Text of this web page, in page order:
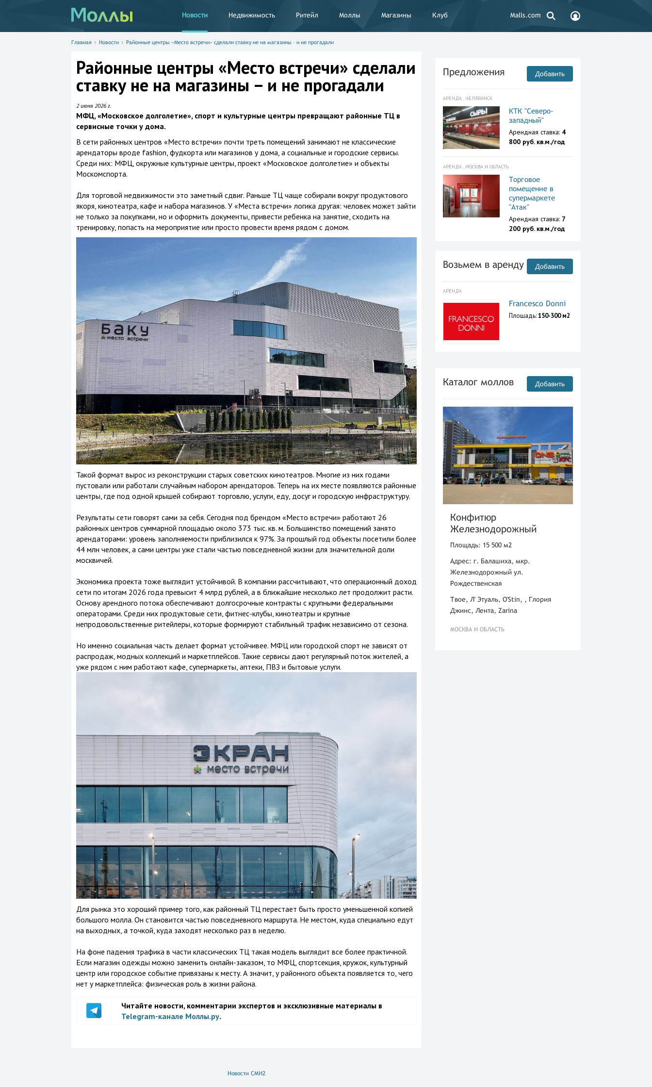
Новости Недвижимость Ритейл Моллы Магазины Клуб Malls.com
Главная Новости Районные центры «Место встречи» сделали ставку не на магазины – и не прогадали
Районные центры «Место встречи» сделали
ставку не на магазины – и не прогадали
2 июня 2026 г.
МФЦ, «Московское долголетие», спорт и культурные центры превращают районные ТЦ в
сервисные точки у дома.
В сети районных центров «Место встречи» почти треть помещений занимают не классические
арендаторы вроде fashion, фудкорта или магазинов у дома, а социальные и городские сервисы.
Среди них: МФЦ, окружные культурные центры, проект «Московское долголетие» и объекты
Москомспорта.
Для торговой недвижимости это заметный сдвиг. Раньше ТЦ чаще собирали вокруг продуктового
якоря, кинотеатра, кафе и набора магазинов. У «Места встречи» логика другая: человек может зайти
не только за покупками, но и оформить документы, привести ребенка на занятие, сходить на
тренировку, попасть на мероприятие или просто провести время рядом с домом.
Такой формат вырос из реконструкции старых советских кинотеатров. Многие из них годами
пустовали или работали случайным набором арендаторов. Теперь на их месте появляются районные
центры, где под одной крышей собирают торговлю, услуги, еду, досуг и городскую инфраструктуру.
Результаты сети говорят сами за себя. Сегодня под брендом «Место встречи» работают 26
районных центров суммарной площадью около 373 тыс. кв. м. Большинство помещений занято
арендаторами: уровень заполняемости приблизился к 97%. За прошлый год объекты посетили более
44 млн человек, а сами центры уже стали частью повседневной жизни для значительной доли
москвичей.
Экономика проекта тоже выглядит устойчивой. В компании рассчитывают, что операционный доход
сети по итогам 2026 года превысит 4 млрд рублей, а в ближайшие несколько лет продолжит расти.
Основу арендного потока обеспечивают долгосрочные контракты с крупными федеральными
операторами. Среди них продуктовые сети, фитнес-клубы, кинотеатры и крупные
непродовольственные ритейлеры, которые формируют стабильный трафик независимо от сезона.
Но именно социальная часть делает формат устойчивее. МФЦ или городской спорт не зависят от
распродаж, модных коллекций и маркетплейсов. Такие сервисы дают регулярный поток жителей, а
уже рядом с ним работают кафе, супермаркеты, аптеки, ПВЗ и бытовые услуги.
Для рынка это хороший пример того, как районный ТЦ перестает быть просто уменьшенной копией
большого молла. Он становится частью повседневного маршрута. Не местом, куда специально едут
на выходных, а точкой, куда заходят несколько раз в неделю.
На фоне падения трафика в части классических ТЦ такая модель выглядит все более практичной.
Если магазин одежды можно заменить онлайн-заказом, то МФЦ, спортсекция, кружок, культурный
центр или городское событие привязаны к месту. А значит, у районного объекта появляется то, чего
нет у маркетплейса: физическая роль в жизни района.
Читайте новости, комментарии экспертов и эксклюзивные материалы в
Telegram-канале Моллы.ру.
Новости СМИ2
Предложения Добавить
АРЕНДА , ЧЕЛЯБИНСК
КТК "Северо-
западный"
Арендная ставка: 4
800 руб. кв.м./год
АРЕНДА , МОСКВА И ОБЛАСТЬ
Торговое
помещение в
супермаркете
"Атак"
Арендная ставка: 7
200 руб. кв.м./год
Возьмем в аренду Добавить
АРЕНДА
Francesco Donni
Площадь:150-300 м2
Каталог моллов Добавить
Конфитюр
Железнодорожный
Площадь: 15 500 м2
Адрес: г. Балашиха, мкр.
Железнодорожный ул.
Рождественская
Твое, Л' Этуаль, O'Stin, , Глория
Джинс, Лента, Zarina
МОСКВА И ОБЛАСТЬ